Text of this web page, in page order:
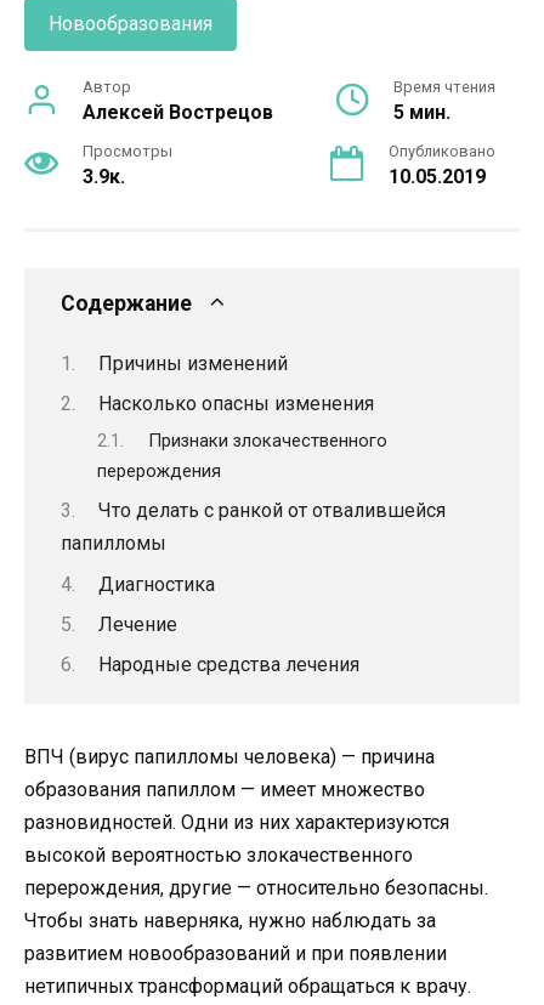
Новообразования
Автор
Алексей Вострецов
Время чтения
5 мин.
Просмотры
3.9к.
Опубликовано
10.05.2019
Содержание
Причины изменений
Насколько опасны изменения
Признаки злокачественного
перерождения
Что делать с ранкой от отвалившейся
папилломы
Диагностика
Лечение
Народные средства лечения
ВПЧ (вирус папилломы человека) — причина
образования папиллом — имеет множество
разновидностей. Одни из них характеризуются
высокой вероятностью злокачественного
перерождения, другие — относительно безопасны.
Чтобы знать наверняка, нужно наблюдать за
развитием новообразований и при появлении
нетипичных трансформаций обращаться к врачу.